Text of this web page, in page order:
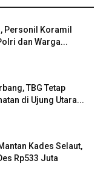
Personil Koramil
dan Warga...
TBG Tetap
di Ujung Utara...
Kades Selaut,
Rp533 Juta